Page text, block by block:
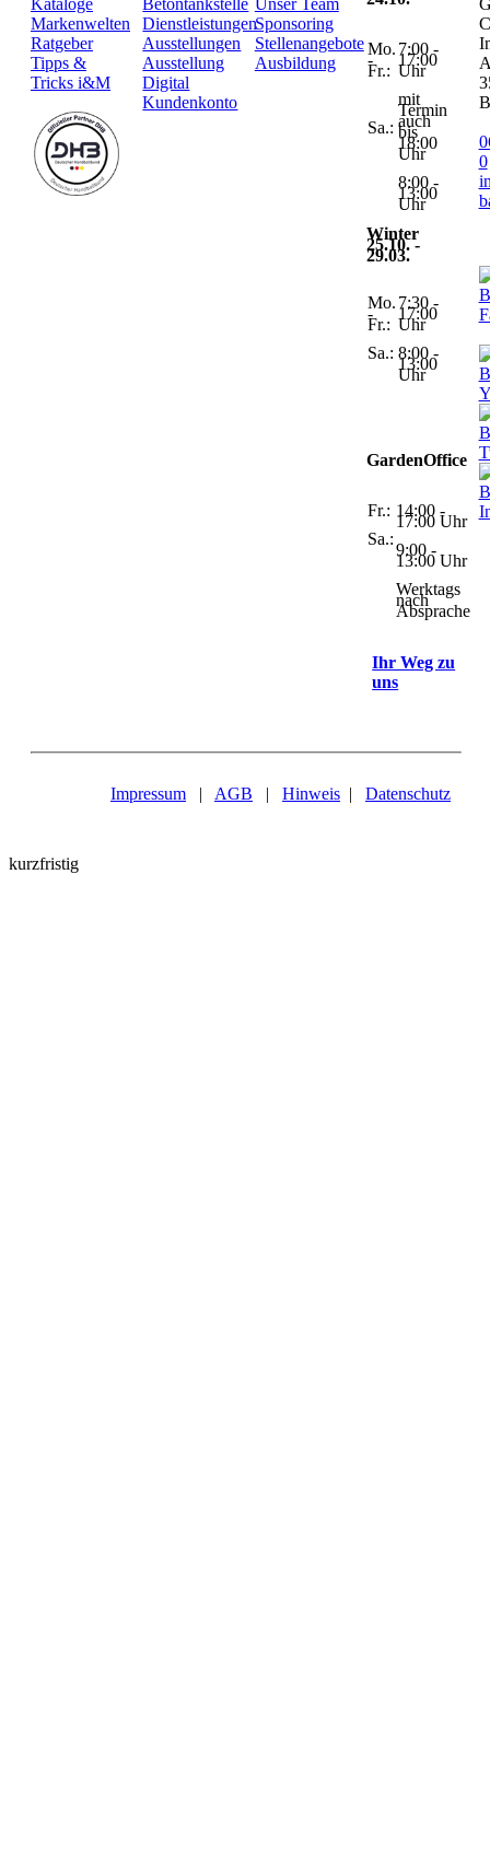
Kataloge
Markenwelten
Ratgeber
Tipps &
Tricks i&M
Betontankstelle
Dienstleistungen
Ausstellungen
Ausstellung
Digital
Kundenkonto
Unser Team
Sponsoring
Stellenangebote
Ausbildung
Mo.
-
Fr.:
Sa.:
7:00 -
17:00
Uhr
mit
Termin
auch
bis
18:00
Uhr
8:00 -
13:00
Uhr
Winter
25.10. -
29.03.
Mo.
-
Fr.:
Sa.:
7:30 -
17:00
Uhr
8:00 -
13:00
Uhr
GardenOffice
Fr.:
Sa.:
14:00 -
17:00 Uhr
9:00 -
13:00 Uhr
Werktags
nach
Absprache
Ihr Weg zu
uns
0
Impressum | AGB | Hinweis | Datenschutz
kurzfristig